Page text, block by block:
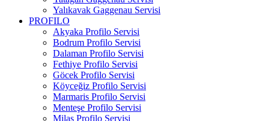
Yalıkavak Gaggenau Servisi
PROFILO
Akyaka Profilo Servisi
Bodrum Profilo Servisi
Dalaman Profilo Servisi
Fethiye Profilo Servisi
Göcek Profilo Servisi
Köyceğiz Profilo Servisi
Marmaris Profilo Servisi
Menteşe Profilo Servisi
Milas Profilo Servisi